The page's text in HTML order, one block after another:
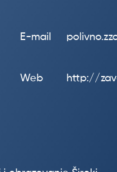
E-mail
Web http://